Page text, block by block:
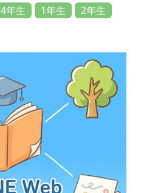
4年生 1年生
2年生